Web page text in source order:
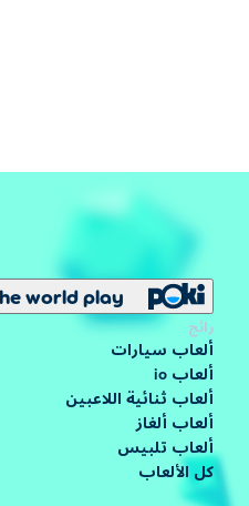
world play
رائج
ألعاب سيارات
ألعاب io
ألعاب ثنائية اللاعبين
ألعاب ألغاز
ألعاب تلبيس
كل الألعاب